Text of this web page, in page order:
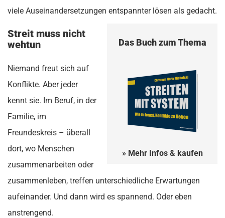
viele Auseinandersetzungen entspannter lösen als gedacht.
Das Buch zum Thema
» Mehr Infos & kaufen
Streit muss nicht
wehtun
Niemand freut sich auf
Konflikte. Aber jeder
kennt sie. Im Beruf, in der
Familie, im
Freundeskreis – überall
dort, wo Menschen
zusammenarbeiten oder
zusammenleben, treffen unterschiedliche Erwartungen
aufeinander. Und dann wird es spannend. Oder eben
anstrengend.